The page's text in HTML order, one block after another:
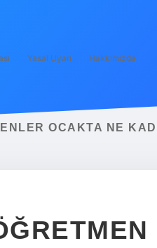
Yasal Uyarı Hakkımızda
OCAKTA NE